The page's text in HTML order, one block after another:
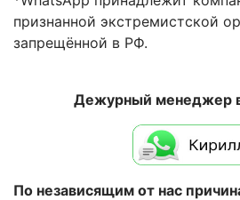
признанной экстремистской
запрещённой в РФ.
Дежурный менеджер
По независящим от нас